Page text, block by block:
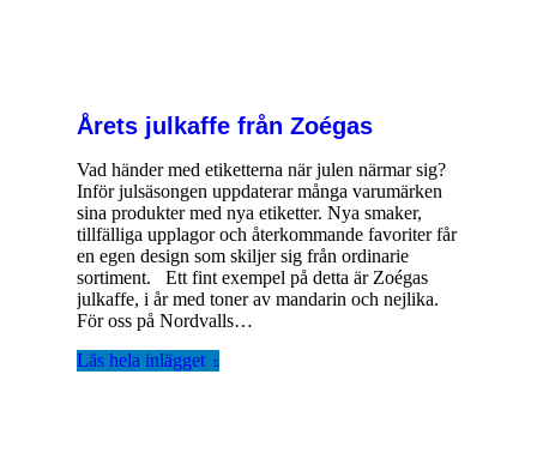
Årets julkaffe från Zoégas
Vad händer med etiketterna när julen närmar sig?
Inför julsäsongen uppdaterar många varumärken
sina produkter med nya etiketter. Nya smaker,
tillfälliga upplagor och återkommande favoriter får
en egen design som skiljer sig från ordinarie
sortiment. Ett fint exempel på detta är Zoégas
julkaffe, i år med toner av mandarin och nejlika.
För oss på Nordvalls…
Läs hela inlägget